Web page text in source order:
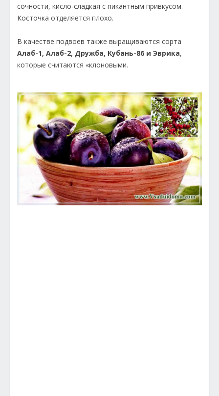
сочности, кисло-сладкая с пикантным привкусом.
Косточка отделяется плохо.
В качестве подвоев также выращиваются сорта
Алаб-1, Алаб-2, Дружба, Кубань-86 и Эврика,
которые считаются «клоновыми.